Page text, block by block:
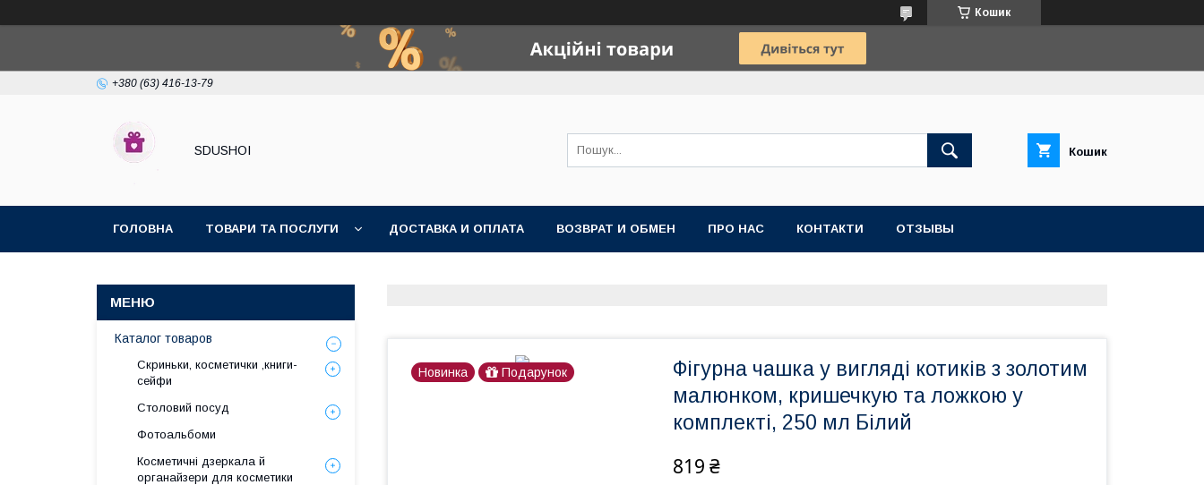
Кошик
+380 (63) 416-13-79
SDUSHOI Кошик
ГОЛОВНА ТОВАРИ ТА ПОСЛУГИ ДОСТАВКА И ОПЛАТА ВОЗВРАТ И ОБМЕН ПРО НАС КОНТАКТИ ОТЗЫВЫ
Новинка Подарунок
Фігурна чашка у вигляді котиків з золотим
малюнком, кришечкую та ложкою у
комплекті, 250 мл Білий
819 ₴
Каталог товаров
Скриньки, косметички ,книги-
сейфи
Столовий посуд
Фотоальбоми
Косметичні дзеркала й
органайзери для косметики